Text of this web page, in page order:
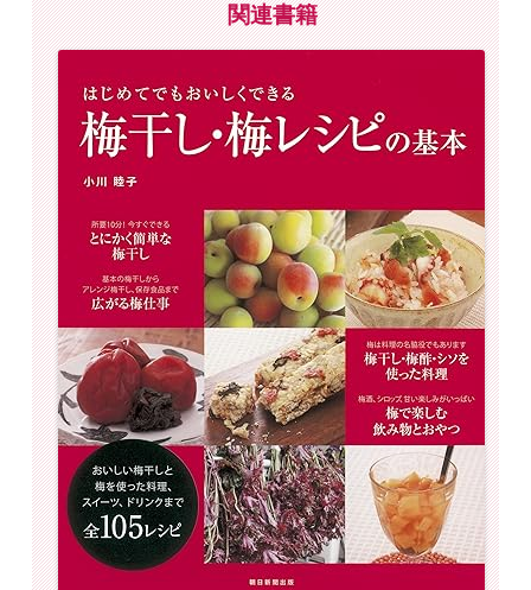
関連書籍